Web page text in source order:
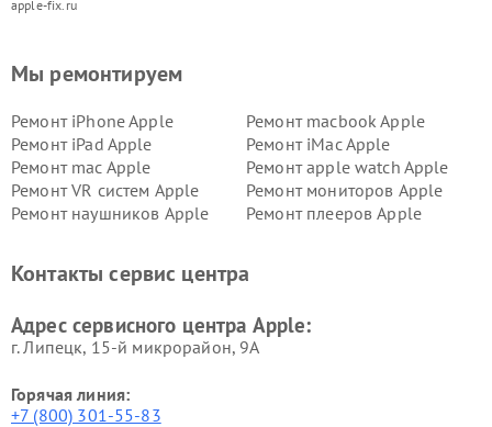
apple-fix.ru
Мы ремонтируем
Ремонт iPhone Apple
Ремонт macbook Apple
Ремонт iPad Apple
Ремонт iMac Apple
Ремонт mac Apple
Ремонт apple watch Apple
Ремонт VR систем Apple
Ремонт мониторов Apple
Ремонт наушников Apple
Ремонт плееров Apple
Контакты сервис центра
Адрес сервисного центра Apple:
г. Липецк, 15-й микрорайон, 9А
Горячая линия:
+7 (800) 301-55-83